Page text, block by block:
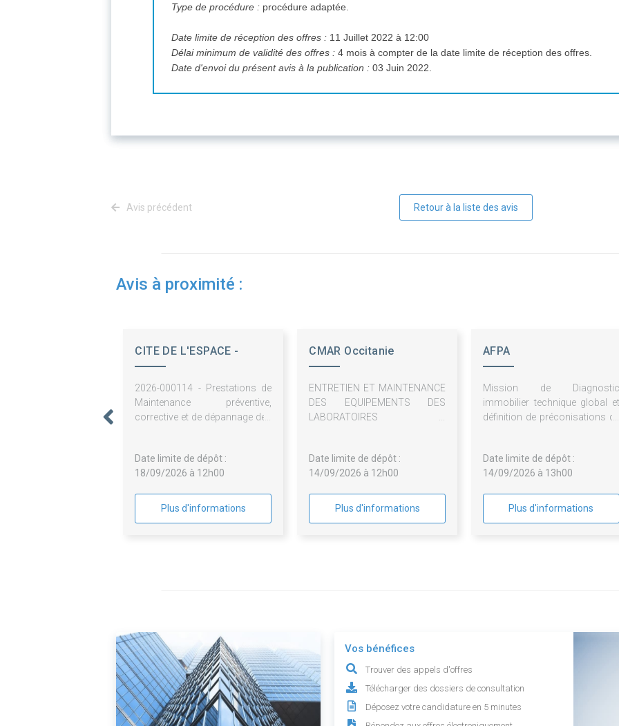
Type de procédure : procédure adaptée.
Date limite de réception des offres : 11 Juillet 2022 à 12:00
Délai minimum de validité des offres :4 mois à compter de la date limite de réception des offres.
Date d'envoi du présent avis à la publication :03 Juin 2022.
Avis précédent Retour à la liste des avis
Avis à proximité :
CITE DE L'ESPACE -
SEMECCEL
2026-000114 - Prestations de
Maintenance préventive,
corrective et de dépannage des
SEMECCEL (Cité de l'espace et
L'Envol des Pionniers)
Date limite de dépôt :
18/09/2026 à 12h00
Plus d'informations
CMAR Occitanie
ENTRETIEN ET MAINTENANCE
DES EQUIPEMENTS DES
LABORATOIRES
Date limite de dépôt :
14/09/2026 à 12h00
Plus d'informations
AFPA
Mission de Diagnostic
immobilier technique global et
définition de préconisations de
Date limite de dépôt :
14/09/2026 à 13h00
Plus d'informations
Vos bénéfices
Trouver des appels d'offres
Télécharger des dossiers de consultation
Déposez votre candidature en 5 minutes